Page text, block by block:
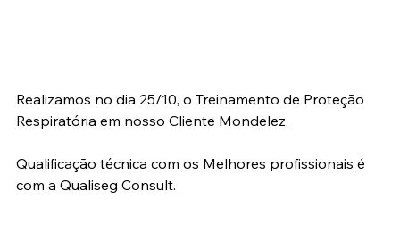
Realizamos no dia 25/10, o Treinamento de Proteção
Respiratória em nosso Cliente Mondelez.
Qualificação técnica com os Melhores profissionais é
com a Qualiseg Consult.